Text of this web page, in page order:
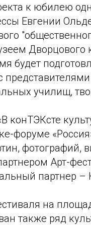
к юбилею
Евгении
Дворцового
будет
училищ,
конТЭКсте
форуме
фотографий,
Арт-
партнер –
на
также ряд